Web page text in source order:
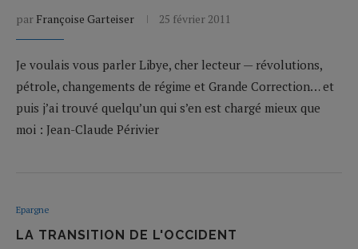
par Françoise Garteiser 25 février 2011
Je voulais vous parler Libye, cher lecteur — révolutions,
pétrole, changements de régime et Grande Correction… et
puis j’ai trouvé quelqu’un qui s’en est chargé mieux que
moi : Jean-Claude Périvier
Epargne
LA TRANSITION DE L'OCCIDENT